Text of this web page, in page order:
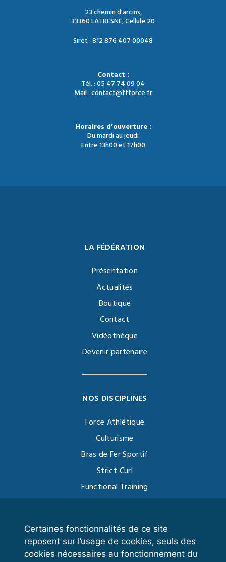
Certaines fonctionnalités de ce site
reposent sur l’usage de cookies, seuls des
cookies nécessaires au fonctionnement du
23 chemin d'arcins,
33360 LATRESNE, Cellule 20
Siret : 812 876 407 00048
Contact :
Tél. : 05 47 74 09 04
Mail : contact@ffforce.fr
Horaires d’ouverture :
Du mardi au jeudi
Entre 13h00 et 17h00
LA FÉDÉRATION
Présentation
Actualités
Boutique
Contact
Vidéothèque
Devenir partenaire
NOS DISCIPLINES
Force Athlétique
Culturisme
Bras de Fer Sportif
Strict Curl
Functional Training
VOS ESPACES